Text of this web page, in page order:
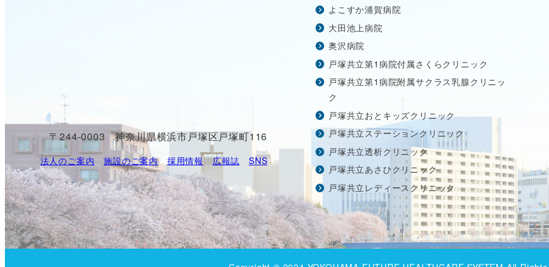
〒244-0003 神奈川県横浜市戸塚区戸塚町116
法人のご案内 施設のご案内 採用情報 広報誌 SNS
よこすか浦賀病院
大田池上病院
奥沢病院
戸塚共立第1病院付属さくらクリニック
戸塚共立第1病院附属サクラス乳腺クリニッ
ク
戸塚共立おとキッズクリニック
戸塚共立ステーションクリニック
戸塚共立透析クリニック
戸塚共立あさひクリニック
戸塚共立レディースクリニック